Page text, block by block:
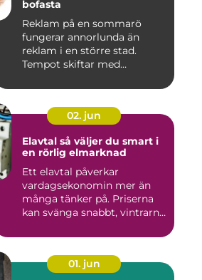
bofasta
Reklam på en sommarö
fungerar annorlunda än
reklam i en större stad.
Tempot skiftar med
02. jun
Elavtal så väljer du smart i
en rörlig elmarknad
Ett elavtal påverkar
vardagsekonomin mer än
många tänker på. Priserna
kan svänga snabbt, vintrarna
01. jun